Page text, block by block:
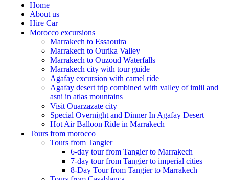
Home
About us
Hire Car
Morocco excursions
Marrakech to Essaouira
Marrakech to Ourika Valley
Marrakech to Ouzoud Waterfalls
Marrakech city with tour guide
Agafay excursion with camel ride
Agafay desert trip combined with valley of imlil and
asni in atlas mountains
Visit Ouarzazate city
Special Overnight and Dinner In Agafay Desert
Hot Air Balloon Ride in Marrakech
Tours from morocco
Tours from Tangier
6-day tour from Tangier to Marrakech
7-day tour from Tangier to imperial cities
8-Day Tour from Tangier to Marrakech